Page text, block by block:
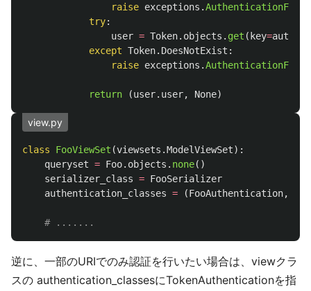
raise exceptions .
try:
user = Token. objects . get ( key=
except Token. DoesNotExist :
raise exceptions .
return (user. user, None)
view.py
class FooViewSet (viewsets .ModelViewSet):
queryset = Foo. objects . none()
serializer_class = FooSerializer
authentication_classes = (FooAuthentication,
逆に、一部のURIでのみ認証を行いたい場合は、viewクラ
スの authentication_classesにTokenAuthenticationを指